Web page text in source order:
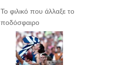
Το φιλικό που άλλαξε το
ποδόσφαιρο